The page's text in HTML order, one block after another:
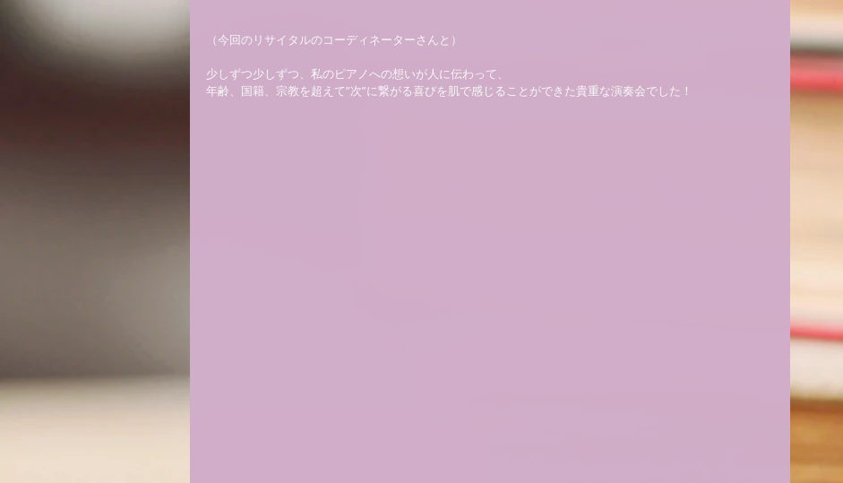
（今回のリサイタルのコーディネーターさんと）
少しずつ少しずつ、私のピアノへの想いが人に伝わって、
年齢、国籍、宗教を超えて”次”に繋がる喜びを肌で感じることができた貴重な演奏会でした！